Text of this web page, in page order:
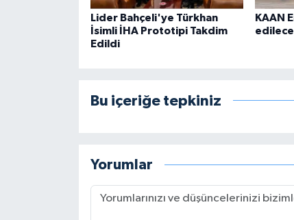
Lider Bahçeli'ye Türkhan
İsimli İHA Prototipi Takdim
Edildi
KAAN
Bu içeriğe tepkiniz
Yorumlar